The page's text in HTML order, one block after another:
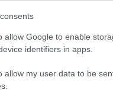
allow Google to enable
identifiers in apps.
allow my user data to be
Hay futbolistas que no
y podrían ver afectado su
puntuaciones. Te traemos
8.